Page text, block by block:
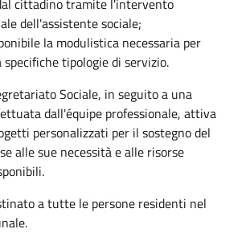
dell'assistente sociale;
la modulistica necessaria per
specifiche tipologie di servizio.
Sociale, in seguito a una
dall'équipe professionale, attiva
personalizzati per il sostegno del
alle sue necessità e alle risorse
a tutte le persone residenti nel